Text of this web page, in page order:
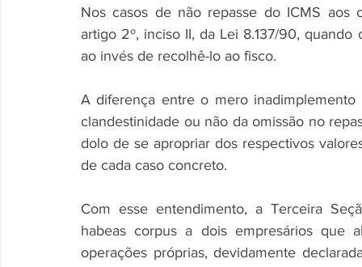
Nos casos de não repasse do ICMS aos
artigo 2º, inciso II, da Lei 8.137/90,
ao invés de recolhê-lo ao fisco.
A diferença entre o mero
clandestinidade ou não da omissão no
dolo de se apropriar dos respectivos
de cada caso concreto.
Com esse entendimento, a Terceira
habeas corpus a dois empresários que
operações próprias, devidamente